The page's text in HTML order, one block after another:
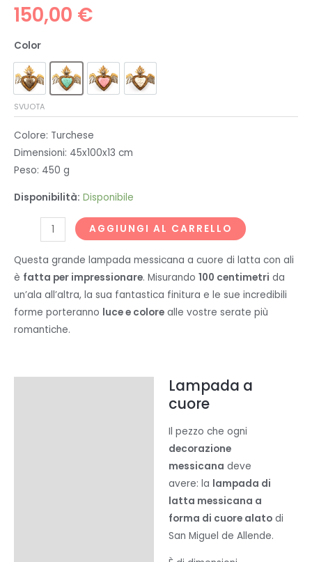
150,00 €
Color
SVUOTA
Colore: Turchese
Dimensioni: 45x100x13 cm
Peso: 450 g
Disponibilità: Disponibile
Lampada
Messicana
di
Latta
-
Colori
AGGIUNGI AL CARRELLO
Questa grande lampada messicana a cuore di latta con ali
è fatta per impressionare. Misurando 100 centimetri da
un’ala all’altra, la sua fantastica finitura e le sue incredibili
forme porteranno luce e colore alle vostre serate più
romantiche.
Lampada a
cuore
Il pezzo che ogni
decorazione
messicana deve
avere: la lampada di
latta messicana a
forma di cuore alatodi
San Miguel de Allende.